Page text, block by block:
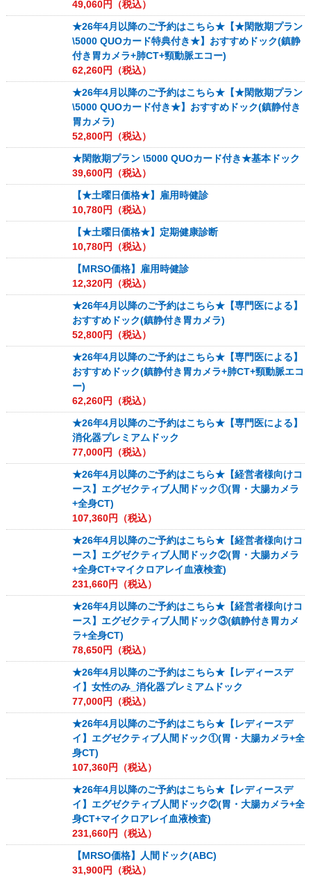
49,060円（税込）
★26年4月以降のご予約はこちら★【★閑散期プラン
\5000 QUOカード特典付き★】おすすめドック(鎮静
付き胃カメラ+肺CT+頸動脈エコー)
62,260円（税込）
★26年4月以降のご予約はこちら★【★閑散期プラン
\5000 QUOカード付き★】おすすめドック(鎮静付き
胃カメラ)
52,800円（税込）
★閑散期プラン \5000 QUOカード付き★基本ドック
39,600円（税込）
【★土曜日価格★】雇用時健診
10,780円（税込）
【★土曜日価格★】定期健康診断
10,780円（税込）
【MRSO価格】雇用時健診
12,320円（税込）
★26年4月以降のご予約はこちら★【専門医による】
おすすめドック(鎮静付き胃カメラ)
52,800円（税込）
★26年4月以降のご予約はこちら★【専門医による】
おすすめドック(鎮静付き胃カメラ+肺CT+頸動脈エコ
ー)
62,260円（税込）
★26年4月以降のご予約はこちら★【専門医による】
消化器プレミアムドック
77,000円（税込）
★26年4月以降のご予約はこちら★【経営者様向けコ
ース】エグゼクティブ人間ドック①(胃・大腸カメラ
+全身CT)
107,360円（税込）
★26年4月以降のご予約はこちら★【経営者様向けコ
ース】エグゼクティブ人間ドック②(胃・大腸カメラ
+全身CT+マイクロアレイ血液検査)
231,660円（税込）
★26年4月以降のご予約はこちら★【経営者様向けコ
ース】エグゼクティブ人間ドック③(鎮静付き胃カメ
ラ+全身CT)
78,650円（税込）
★26年4月以降のご予約はこちら★【レディースデ
イ】女性のみ_消化器プレミアムドック
77,000円（税込）
★26年4月以降のご予約はこちら★【レディースデ
イ】エグゼクティブ人間ドック①(胃・大腸カメラ+全
身CT)
107,360円（税込）
★26年4月以降のご予約はこちら★【レディースデ
イ】エグゼクティブ人間ドック②(胃・大腸カメラ+全
身CT+マイクロアレイ血液検査)
231,660円（税込）
【MRSO価格】人間ドック(ABC)
31,900円（税込）